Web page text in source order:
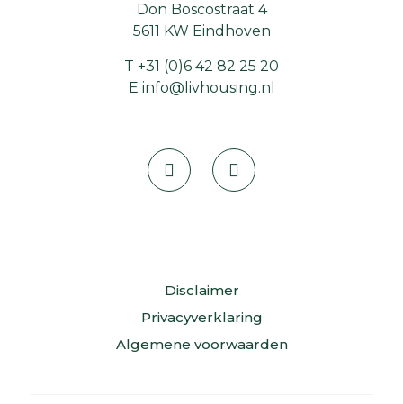
Don Boscostraat 4
5611 KW Eindhoven
T +31 (0)6 42 82 25 20
E info@livhousing.nl
Disclaimer
Privacyverklaring
Algemene voorwaarden